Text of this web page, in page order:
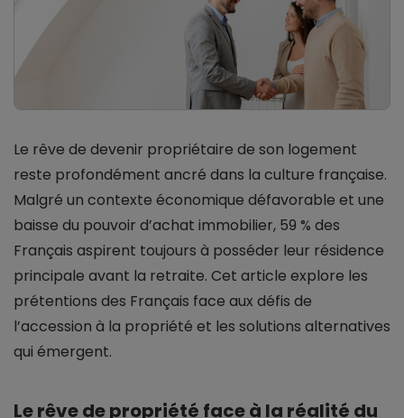
Le rêve de devenir propriétaire de son logement
reste profondément ancré dans la culture française.
Malgré un contexte économique défavorable et une
baisse du pouvoir d’achat immobilier, 59 % des
Français aspirent toujours à posséder leur résidence
principale avant la retraite. Cet article explore les
prétentions des Français face aux défis de
l’accession à la propriété et les solutions alternatives
qui émergent.
Le rêve de propriété face à la réalité du